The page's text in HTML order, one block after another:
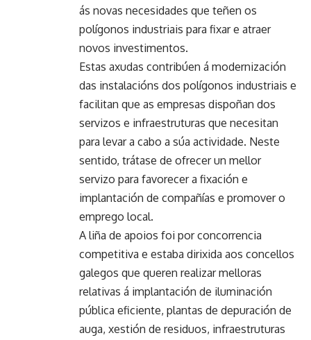
ás novas necesidades que teñen os
polígonos industriais para fixar e atraer
novos investimentos.
Estas axudas contribúen á modernización
das instalacións dos polígonos industriais e
facilitan que as empresas dispoñan dos
servizos e infraestruturas que necesitan
para levar a cabo a súa actividade. Neste
sentido, trátase de ofrecer un mellor
servizo para favorecer a fixación e
implantación de compañías e promover o
emprego local.
A liña de apoios foi por concorrencia
competitiva e estaba dirixida aos concellos
galegos que queren realizar melloras
relativas á implantación de iluminación
pública eficiente, plantas de depuración de
auga, xestión de residuos, infraestruturas